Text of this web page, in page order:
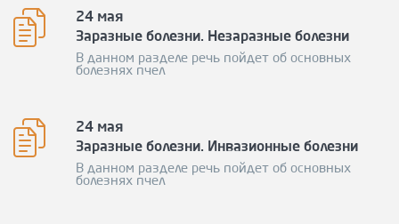
24 мая
Заразные болезни. Незаразные болезни
В данном разделе речь пойдет об основных
болезнях пчел
24 мая
Заразные болезни. Инвазионные болезни
В данном разделе речь пойдет об основных
болезнях пчел